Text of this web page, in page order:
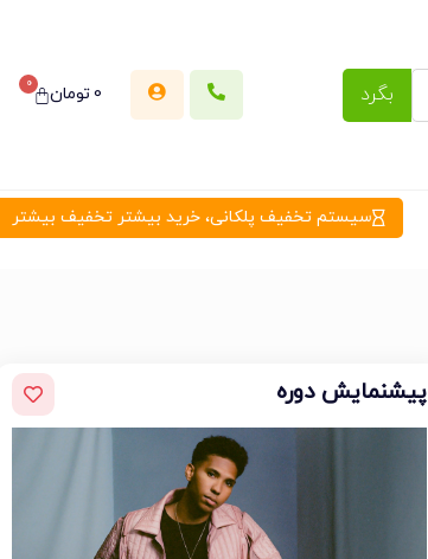
بگرد 0تومان 0
سیستم تخفیف پلکانی، خرید بیشتر تخفیف بیشتر
پیشنمایش دوره